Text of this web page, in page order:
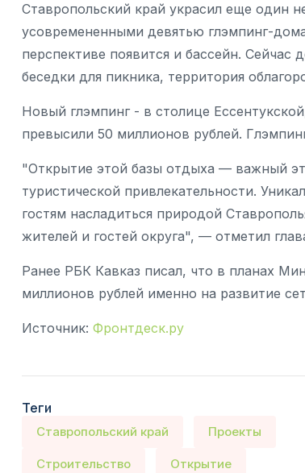
Ставропольский край украсил еще один
усовремененными девятью глэмпинг-
перспективе появится и бассейн. Сейчас
беседки для пикника, территория
Новый глэмпинг - в столице
превысили 50 миллионов рублей.
"Открытие этой базы отдыха — важный
туристической привлекательности.
гостям насладиться природой
жителей и гостей округа", — отметил
Ранее РБК Кавказ писал, что в планах
миллионов рублей именно на развитие
Источник: Фронтдеск.ру
Теги
Ставропольский край Проекты
Строительство Открытие